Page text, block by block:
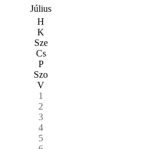
Július
H
K
Sze
Cs
P
Szo
V
1
2
3
4
5